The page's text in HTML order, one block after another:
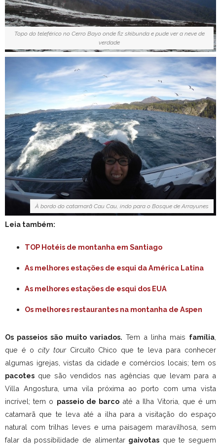
Topo do teleférico no Cerro Bayo onde fiz skibunda e pude ver a neve de
verdade
À bordo do catamarã Cau Cau, indo para o Bosque de Arrayunes
Leia também:
TOP Hotéis de montanha em Santiago
As melhores estações de esqui da América Latina
As melhores estações de esqui dos EUA
Os melhores restaurantes na montanha de Aspen
Os passeios são muito variados. Tem a linha mais família
que é ocity tourCircuito Chico que te leva para conhecer
algumas igrejas, vistas da cidade e comércios locais; tem os
pacotes que são vendidos nas agências que levam para a
Villa Angostura, uma vila próxima ao porto com uma vista
incrível; tem o passeio de barcoaté a Ilha Vitoria, que é um
catamarã que te leva até a ilha para a visitação do espaço
natural com trilhas leves e uma paisagem maravilhosa, sem
falar da possibilidade de alimentar gaivotas que te seguem